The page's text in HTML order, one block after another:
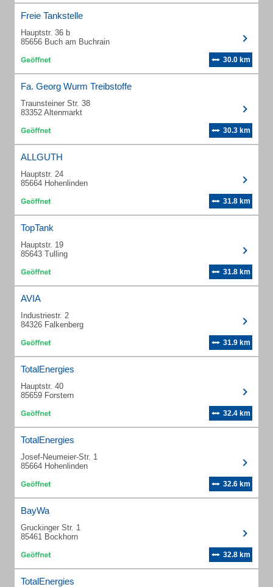
Freie Tankstelle
Hauptstr. 36 b
85656 Buch am Buchrain
30.0 km
Fa. Georg Wurm Treibstoffe
Traunsteiner Str. 38
83352 Altenmarkt
30.3 km
ALLGUTH
Hauptstr. 24
85664 Hohenlinden
31.8 km
TopTank
Hauptstr. 19
85643 Tulling
31.8 km
AVIA
Industriestr. 2
84326 Falkenberg
31.9 km
TotalEnergies
Hauptstr. 40
85659 Forstern
32.4 km
TotalEnergies
Josef-Neumeier-Str. 1
85664 Hohenlinden
32.6 km
BayWa
Gruckinger Str. 1
85461 Bockhorn
32.8 km
TotalEnergies